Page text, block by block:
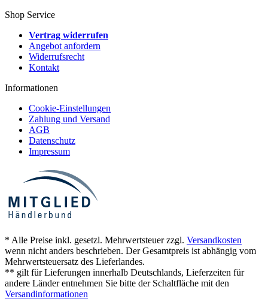
Shop Service
Vertrag widerrufen
Angebot anfordern
Widerrufsrecht
Kontakt
Informationen
Cookie-Einstellungen
Zahlung und Versand
AGB
Datenschutz
Impressum
* Alle Preise inkl. gesetzl. Mehrwertsteuer zzgl. Versandkosten
wenn nicht anders beschrieben. Der Gesamtpreis ist abhängig vom
Mehrwertsteuersatz des Lieferlandes.
** gilt für Lieferungen innerhalb Deutschlands, Lieferzeiten für
andere Länder entnehmen Sie bitte der Schaltfläche mit den
Versandinformationen